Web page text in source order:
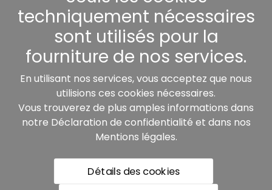
Nos partenaires:
* Tous les prix incluent la TVA légale plus les frais de
techniquement nécessaires
sont utilisés pour la
fourniture de nos services.
En utilisant nos services, vous acceptez que nous
utilisions ces cookies nécessaires.
Vous trouverez de plus amples informations dans
notre Déclaration de confidentialité et dans nos
Mentions légales.
Détails des cookies